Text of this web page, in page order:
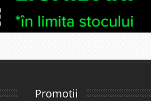
Promotii